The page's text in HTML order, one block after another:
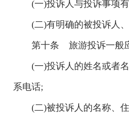
(一)投诉人与投诉事项
(二)有明确的被投诉人
第十条 旅游投诉一般
(一)投诉人的姓名或者
系电话;
(二)被投诉人的名称、